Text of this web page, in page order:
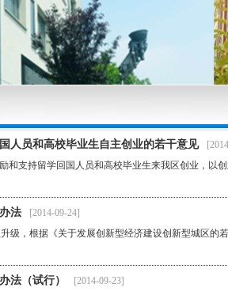
人员和高校毕业生自主创业的若干意见
和支持留学回国人员和高校毕业生来我区创业，以
法
[2014-09-24]
级，根据《关于发展创新型经济建设创新型城区的
法（试行）
[2014-09-23]